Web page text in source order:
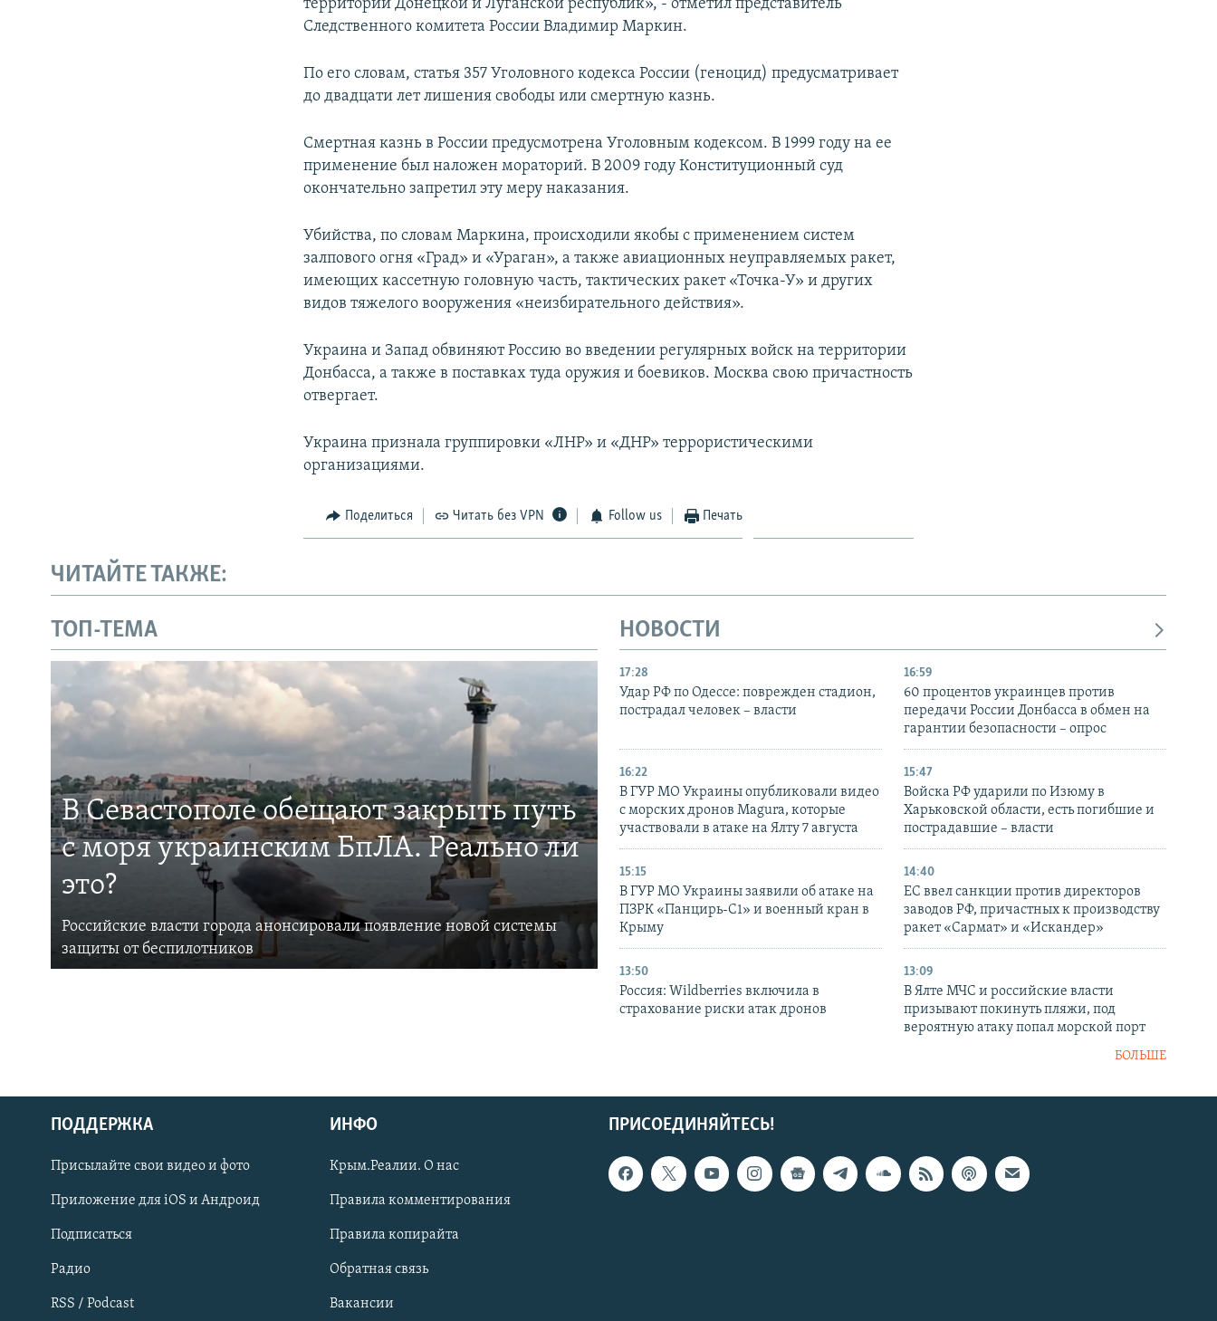
Українською
Qırımtatar
ПРИСОЕДИНЯЙТЕСЬ!
территории Донецкой и Луганской республик», - отметил представитель
Следственного комитета России Владимир Маркин.
По его словам, статья 357 Уголовного кодекса России (геноцид) предусматривает
до двадцати лет лишения свободы или смертную казнь.
Смертная казнь в России предусмотрена Уголовным кодексом. В 1999 году на ее
применение был наложен мораторий. В 2009 году Конституционный суд
окончательно запретил эту меру наказания.
Убийства, по словам Маркина, происходили якобы с применением систем
залпового огня «Град» и «Ураган», а также авиационных неуправляемых ракет,
имеющих кассетную головную часть, тактических ракет «Точка-У» и других
видов тяжелого вооружения «неизбирательного действия».
Украина и Запад обвиняют Россию во введении регулярных войск на территории
Донбасса, а также в поставках туда оружия и боевиков. Москва свою причастность
отвергает.
Украина признала группировки «ЛНР» и «ДНР» террористическими
организациями.
Поделиться Читать без VPN Follow us Печать
ЧИТАЙТЕ ТАКЖЕ:
ТОП-ТЕМА
В Севастополе обещают закрыть путь
с моря украинским БпЛА. Реально ли
это?
Российские власти города анонсировали появление новой системы
защиты от беспилотников
НОВОСТИ
17:28
Удар РФ по Одессе: поврежден стадион,
пострадал человек – власти
16:59
60 процентов украинцев против
передачи России Донбасса в обмен на
гарантии безопасности – опрос
16:22
В ГУР МО Украины опубликовали видео
с морских дронов Magura, которые
участвовали в атаке на Ялту 7 августа
15:47
Войска РФ ударили по Изюму в
Харьковской области, есть погибшие и
пострадавшие – власти
15:15
В ГУР МО Украины заявили об атаке на
ПЗРК «Панцирь-С1» и военный кран в
Крыму
14:40
ЕС ввел санкции против директоров
заводов РФ, причастных к производству
ракет «Сармат» и «Искандер»
13:50
Россия: Wildberries включила в
страхование риски атак дронов
13:09
В Ялте МЧС и российские власти
призывают покинуть пляжи, под
вероятную атаку попал морской порт
БОЛЬШЕ
ПРИСОЕДИНЯЙТЕСЬ!
ПОДДЕРЖКА
Присылайте свои видео и фото
Приложение для iOS и Андроид
Подписаться
Радио
RSS / Podcast
ИНФО
Крым.Реалии. О нас
Правила комментирования
Правила копирайта
Обратная связь
Вакансии